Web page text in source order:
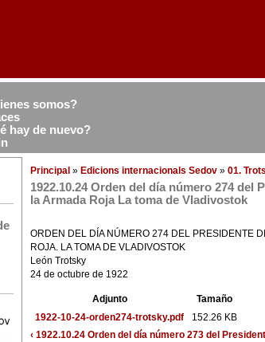
somos?
hay de nuevo?
Principal » Edicions internacionals Sedov » 01.
1922.10.24 Orden del día número 274
la Armada Roja La toma de Vladivostok
ORDEN DEL DÍA NÚMERO 274 DEL PRESIDENTE
ROJA. LA TOMA DE VLADIVOSTOK
León Trotsky
24 de octubre de 1922
Adjunto
Tamaño
1922-10-24-orden274-trotsky.pdf
152.26 KB
‹ 1922.10.24 Orden del día número 273 del